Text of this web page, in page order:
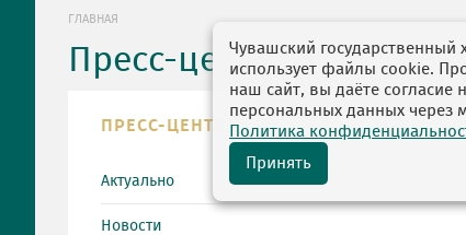
ГЛАВНАЯ
Пресс-центр
ПРЕСС-ЦЕНТР
Актуально
Новости
Чувашский государственный
использует файлы cookie.
наш сайт, вы даёте согласие
персональных данных через
Политика
Принять